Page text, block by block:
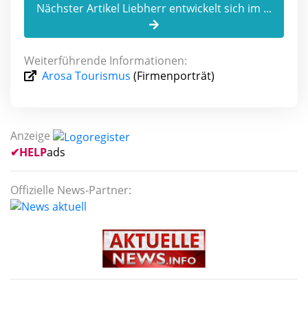
Nächster Artikel Liebherr entwickelt sich im ...
Weiterführende Informationen:
Arosa Tourismus (Firmenporträt)
Anzeige
✔HELPads
Offizielle News-Partner: